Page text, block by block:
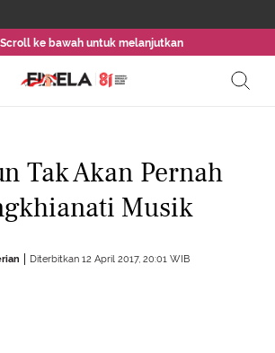
Scroll ke bawah untuk melanjutkan
Tak Akan Pernah
Musik
Diterbitkan 12 April 2017, 20:01 WIB